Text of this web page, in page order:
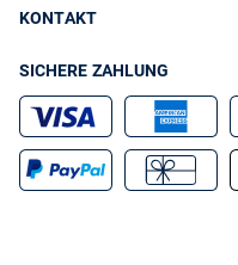
KONTAKT
SICHERE ZAHLUNG